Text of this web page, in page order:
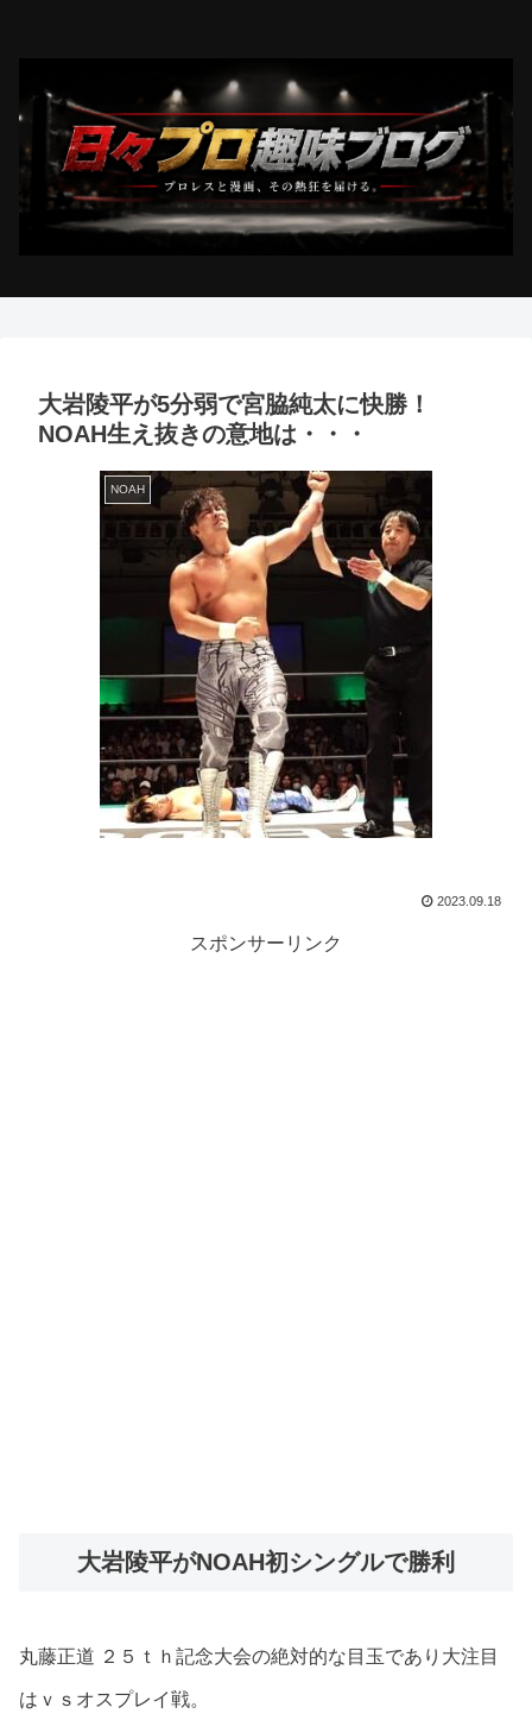
大岩陵平が5分弱で宮脇純太に快勝！
NOAH生え抜きの意地は・・・
NOAH
2023.09.18
スポンサーリンク
大岩陵平がNOAH初シングルで勝利
丸藤正道 ２５ｔｈ記念大会の絶対的な目玉であり大注目
はｖｓオスプレイ戦。